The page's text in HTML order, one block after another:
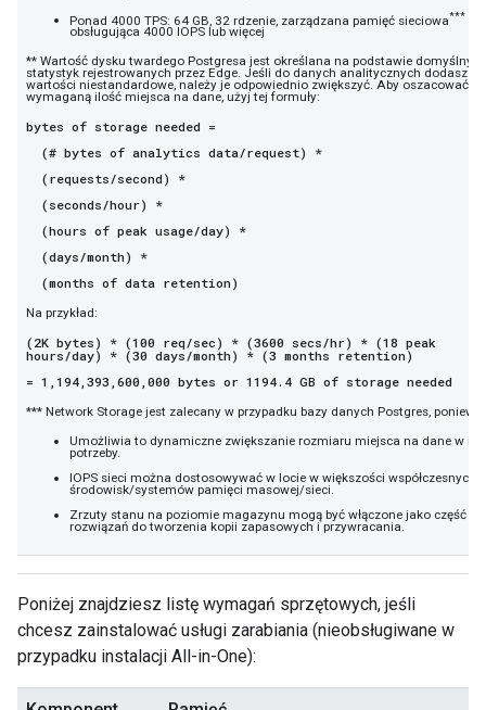
Ponad 4000 TPS: 64 GB, 32 rdzenie, zarządzana pamięć sieciowa***
obsługująca 4000 IOPS lub więcej
** Wartość dysku twardego Postgresa jest określana na podstawie domyślnych
statystyk rejestrowanych przez Edge. Jeśli do danych analitycznych dodasz
wartości niestandardowe, należy je odpowiednio zwiększyć. Aby oszacować
wymaganą ilość miejsca na dane, użyj tej formuły:
bytes of storage needed =
(# bytes of analytics data/request) *
(requests/second) *
(seconds/hour) *
(hours of peak usage/day) *
(days/month) *
(months of data retention)
Na przykład:
(2K bytes) * (100 req/sec) * (3600 secs/hr) * (18 peak
hours/day) * (30 days/month) * (3 months retention)
= 1,194,393,600,000 bytes or 1194.4 GB of storage needed
*** Network Storage jest zalecany w przypadku bazy danych Postgres,
Umożliwia to dynamiczne zwiększanie rozmiaru miejsca na dane w
potrzeby.
IOPS sieci można dostosowywać w locie w większości współczesnych
środowisk/systemów pamięci masowej/sieci.
Zrzuty stanu na poziomie magazynu mogą być włączone jako część
rozwiązań do tworzenia kopii zapasowych i przywracania.
Poniżej znajdziesz listę wymagań sprzętowych, jeśli
chcesz zainstalować usługi zarabiania (nieobsługiwane w
przypadku instalacji All-in-One):